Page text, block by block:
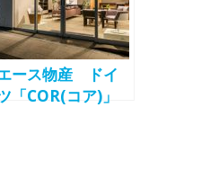
ルとヴィンテージ
コントラスト
ース物産 ドイ
「COR(コア)」